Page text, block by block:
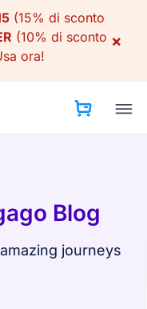
(15% di sconto
(10% di sconto
ora!
×
Blog
journeys